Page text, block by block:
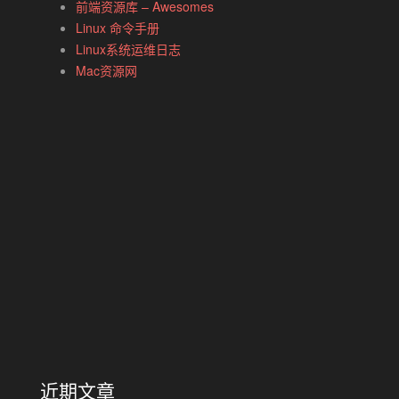
前端资源库 – Awesomes
Linux 命令手册
Linux系统运维日志
Mac资源网
近期文章